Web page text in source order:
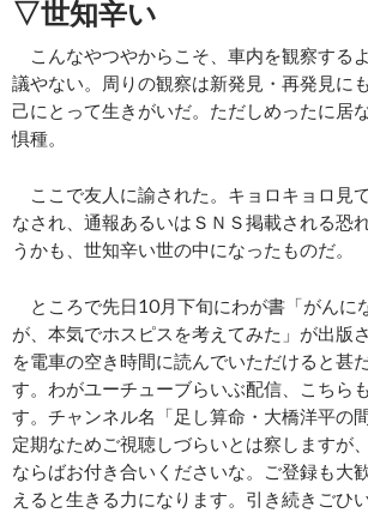
▽世知辛い
こんなやつやからこそ、車内を観察する
議やない。周りの観察は新発見・再発見に
己にとって生きがいだ。ただしめったに居
惧種。
ここで友人に諭された。キョロキョロ見
なされ、通報あるいはＳＮＳ掲載される恐
うかも、世知辛い世の中になったものだ。
ところで先日10月下旬にわが書「がんに
が、本気でホスピスを考えてみた」が出版
を電車の空き時間に読んでいただけると甚
す。わがユーチューブらいぶ配信、こちら
す。チャンネル名「足し算命・大橋洋平の
定期なためご視聴しづらいとは察しますが
ならばお付き合いくださいな。ご登録も大
えると生きる力になります。引き続きごひ